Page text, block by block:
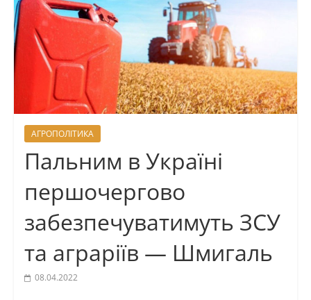
АГРОПОЛІТИКА
Пальним в Україні
першочергово
забезпечуватимуть ЗСУ
та аграріїв — Шмигаль
08.04.2022